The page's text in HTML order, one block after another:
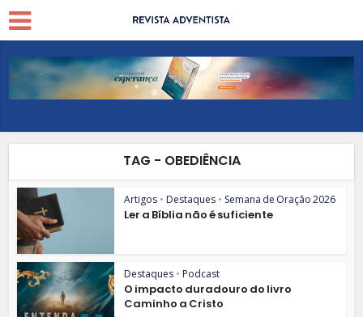
TAG - OBEDIÊNCIA
Artigos • Destaques • Semana de Oração 2026
Ler a Bíblia não é suficiente
Destaques • Podcast
O impacto duradouro do livro
Caminho a Cristo